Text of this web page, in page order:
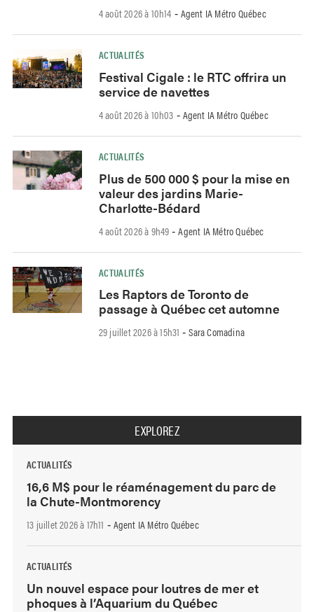
4 août 2026 à 10h14 - Agent IA Métro Québec
ACTUALITÉS
Festival Cigale : le RTC offrira un
service de navettes
4 août 2026 à 10h03 - Agent IA Métro Québec
ACTUALITÉS
Plus de 500 000 $ pour la mise en
valeur des jardins Marie-
Charlotte-Bédard
4 août 2026 à 9h49 -Agent IA Métro Québec
ACTUALITÉS
Les Raptors de Toronto de
passage à Québec cet automne
29 juillet 2026 à 15h31 -Sara Comadina
EXPLOREZ
ACTUALITÉS
16,6 M$ pour le réaménagement du parc de
la Chute-Montmorency
13 juillet 2026 à 17h11 - Agent IA Métro Québec
ACTUALITÉS
Un nouvel espace pour loutres de mer et
phoques à l’Aquarium du Québec